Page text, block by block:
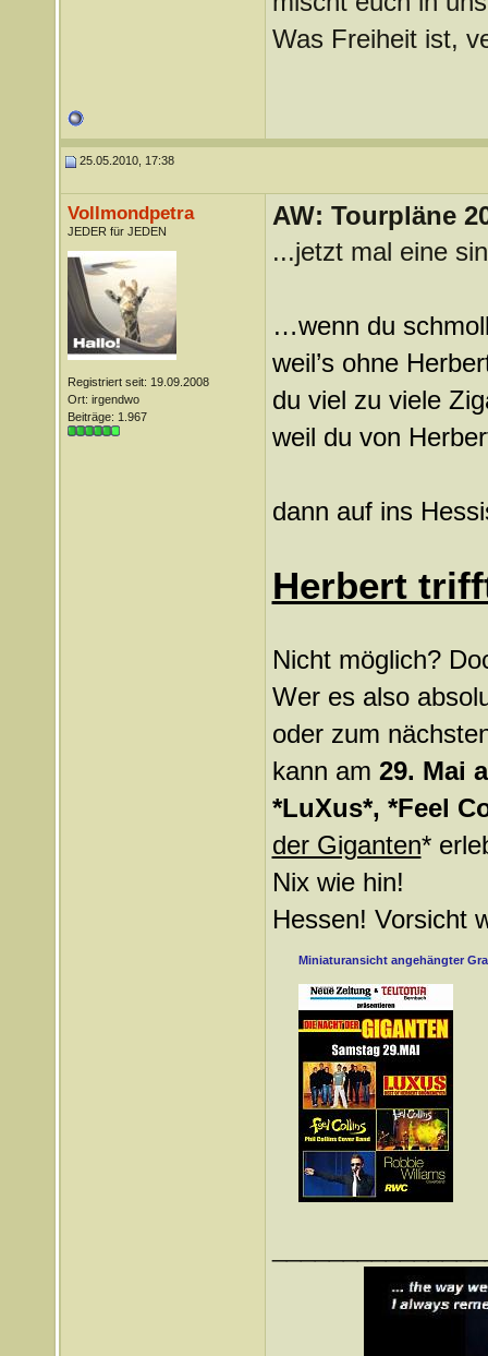
Was Freiheit ist,
25.05.2010, 17:38
Vollmondpetra
JEDER für JEDEN
Registriert seit: 19.09.2008
Ort: irgendwo
Beiträge: 1.967
AW: Tourpläne
...jetzt mal eine
…wenn du
weil’s ohne
du viel zu viele
weil du von
dann auf ins
Herbert
Nicht möglich?
Wer es also
oder zum
kann am 29. Mai
*LuXus*, *Feel
der Giganten*
Nix wie hin!
Hessen! Vorsicht
Miniaturansicht angehängter